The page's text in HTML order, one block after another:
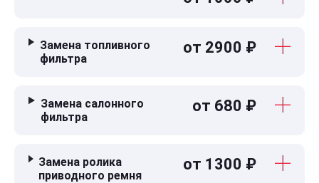
Замена топливного
фильтра
от 2900 ₽
Замена салонного
фильтра
от 680 ₽
Замена ролика
приводного ремня
от 1300 ₽